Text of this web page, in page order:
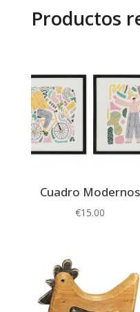
Productos
Cuadro Modernos
€15.00